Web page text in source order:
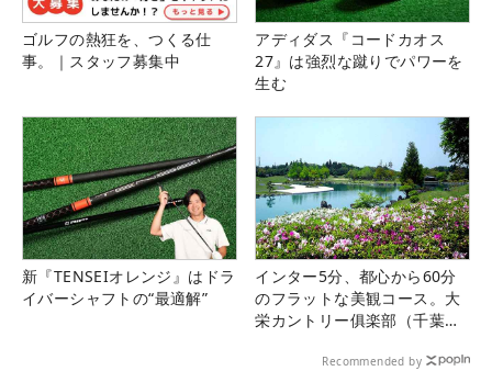
ゴルフの熱狂を、つくる仕
事。｜スタッフ募集中
アディダス『コードカオス
27』は強烈な蹴りでパワーを
生む
新『TENSEIオレンジ』はドラ
イバーシャフトの“最適解”
インター5分、都心から60分
のフラットな美観コース。大
栄カントリー俱楽部（千葉
Recommended by